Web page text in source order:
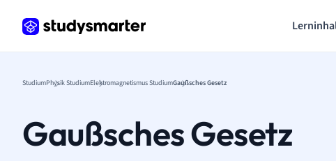
StudiumPhysik StudiumElektromagnetismus StudiumGaußsches Gesetz
Gaußsches Gesetz